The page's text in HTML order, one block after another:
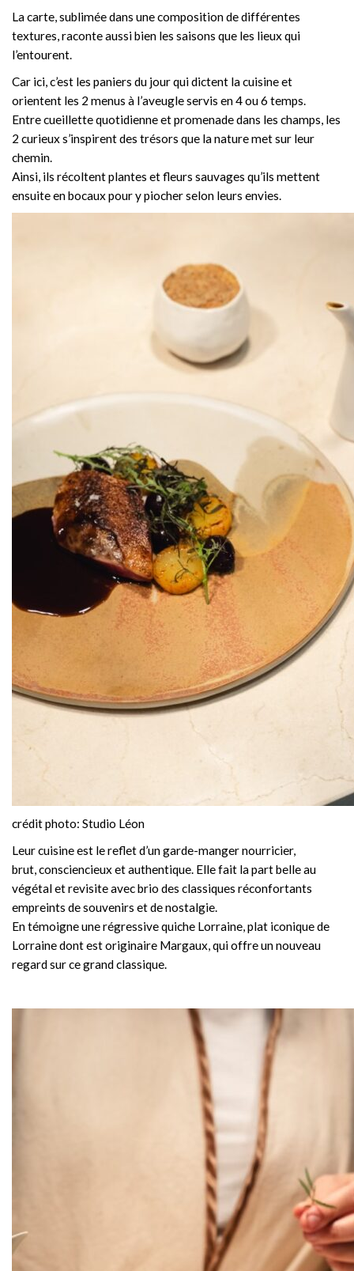
La carte, sublimée dans une composition de différentes
textures, raconte aussi bien les saisons que les lieux qui
l’entourent.
Car ici, c’est les paniers du jour qui dictent la cuisine et
orientent les 2 menus à l’aveugle servis en 4 ou 6 temps.
Entre cueillette quotidienne et promenade dans les champs, les
2 curieux s’inspirent des trésors que la nature met sur leur
chemin.
Ainsi, ils récoltent plantes et fleurs sauvages qu’ils mettent
ensuite en bocaux pour y piocher selon leurs envies.
crédit photo: Studio Léon
Leur cuisine est le reflet d’un garde-manger nourricier,
brut, consciencieux et authentique. Elle fait la part belle au
végétal et revisite avec brio des classiques réconfortants
empreints de souvenirs et de nostalgie.
En témoigne une régressive quiche Lorraine, plat iconique de
Lorraine dont est originaire Margaux, qui offre un nouveau
regard sur ce grand classique.